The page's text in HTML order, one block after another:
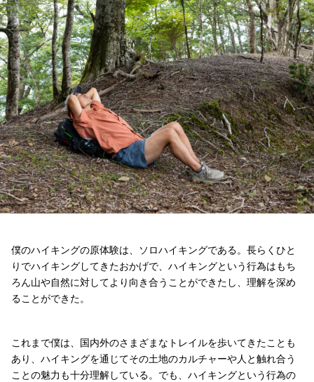
僕のハイキングの原体験は、ソロハイキングである。長らくひと
りでハイキングしてきたおかげで、ハイキングという行為はもち
ろん山や自然に対してより向き合うことができたし、理解を深め
ることができた。
これまで僕は、国内外のさまざまなトレイルを歩いてきたことも
あり、ハイキングを通じてその土地のカルチャーや人と触れ合う
ことの魅力も十分理解している。でも、ハイキングという行為の